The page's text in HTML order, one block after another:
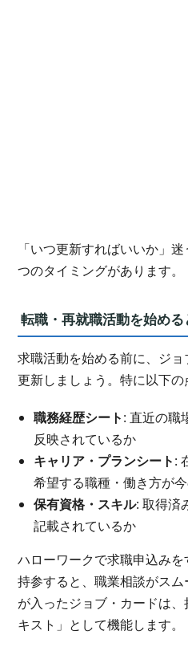
「いつ更新すればいいか」
つのタイミングがあります。
転職・再就職活動を始める
求職活動を始める前に、ジ
更新しましょう。特に以下の
職務経歴シート: 直近の職
反映されているか
キャリア・プランシート:
希望する職種・働き方が
保有資格・スキル: 取得済
記載されているか
ハローワークで求職申込み
持参すると、職業相談がス
が入ったジョブ・カードは
キスト」として機能します。